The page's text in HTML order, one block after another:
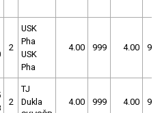
2
USK
Pha
USK
Pha
4.00 999 4.00 999
2
TJ
Dukla
4.00 999 4.00 999